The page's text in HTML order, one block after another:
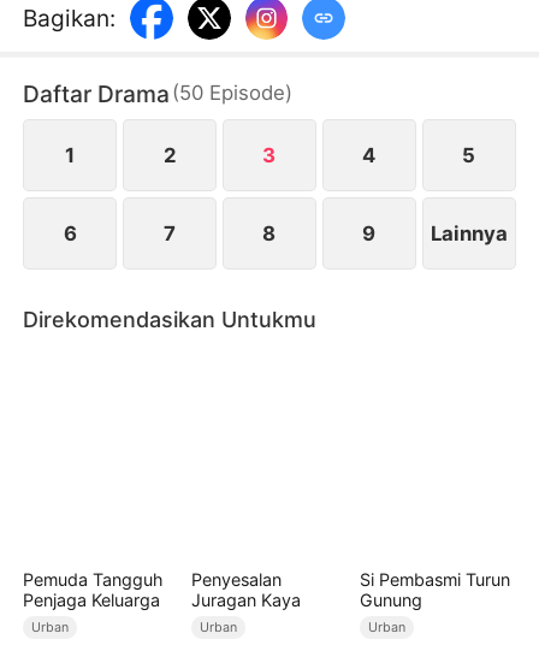
membawa hadiah mewah, tetapi Ria dan Ceri terus
mencemooh dan menyerang Yuna. Setelahnya,
dicampakkan Hanson hingga memicu hujatan
netizen. Yuna mengumpulkan bukti dan melapor ke
polisi. Pada akhirnya, Ria dan Ceri dihukum karena
Bagikan:
Daftar Drama (50 Episode)
1 2 3 4 5
6 7 8 9 Lainnya
Direkomendasikan Untukmu
Pemuda Tangguh
Penjaga Keluarga
Urban
Penyesalan
Juragan Kaya
Urban
Si Pembasmi Turun
Gunung
Urban